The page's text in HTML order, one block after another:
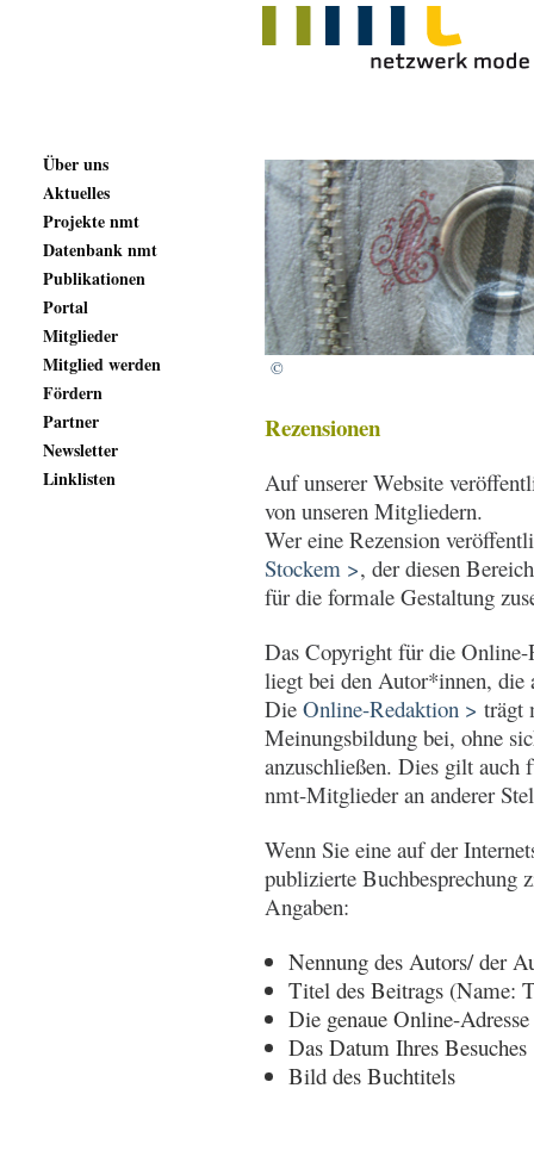
©
Rezensionen
Auf unserer Website
von unseren Mitgliedern.
Wer eine Rezension
Stockem >, der diesen
für die formale Gestaltung
Das Copyright für die
liegt bei den Autor*innen, die
DieOnline-Redaktion > trägt
Meinungsbildung bei, ohne
anzuschließen. Dies gilt auch
nmt-Mitglieder an anderer
Wenn Sie eine auf der
publizierte Buchbesprechung
Angaben:
Nennung des Autors/ der
Titel des Beitrags (Name:
Die genaue Online-
Das Datum Ihres Besuches
Bild des Buchtitels
Über uns
Aktuelles
Projekte nmt
Datenbank nmt
Publikationen
Portal
Mitglieder
Mitglied werden
Fördern
Partner
Newsletter
Linklisten